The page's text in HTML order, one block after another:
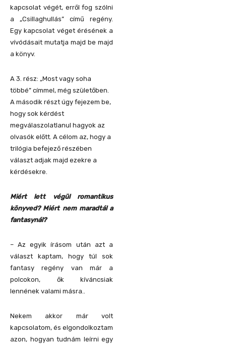
kapcsolat végét, erről fog szólni
a „Csillaghullás” című regény.
Egy kapcsolat véget érésének a
vívódásait mutatja majd be majd
a könyv.
A 3. rész: „Most vagy soha
többé” címmel, még születőben.
A második részt úgy fejezem be,
hogy sok kérdést
megválaszolatlanul hagyok az
olvasók előtt. A célom az, hogy a
trilógia befejező részében
választ adjak majd ezekre a
kérdésekre.
Miért lett végül romantikus
könyved? Miért nem maradtál a
fantasynál?
– Az egyik írásom után azt a
választ kaptam, hogy túl sok
fantasy regény van már a
polcokon, ők kíváncsiak
lennének valami másra..
Nekem akkor már volt
kapcsolatom, és elgondolkoztam
azon, hogyan tudnám leírni egy